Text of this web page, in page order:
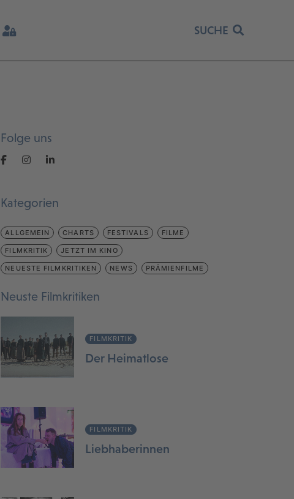
SUCHE
Folge uns
Kategorien
ALLGEMEIN CHARTS FESTIVALS FILME
FILMKRITIK JETZT IM KINO
NEUESTE FILMKRITIKEN NEWS PRÄMIENFILME
Neuste Filmkritiken
FILMKRITIK
Der Heimatlose
FILMKRITIK
Liebhaberinnen